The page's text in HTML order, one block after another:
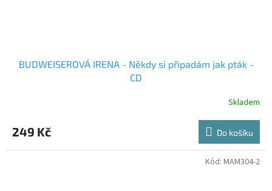
BUDWEISEROVÁ IRENA - Někdy si připadám jak pták -
CD
Skladem
249 Kč Do košíku
Kód: MAM304-2